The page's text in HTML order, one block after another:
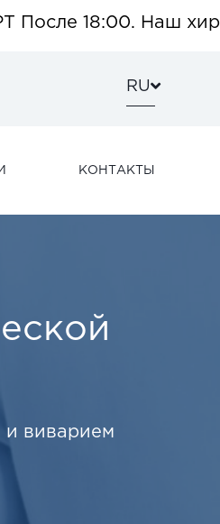
18:00. Наш
RU
КОНТАКТЫ
и виварием